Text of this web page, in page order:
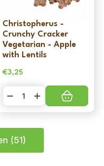
Christopherus -
Crunchy Cracker
Vegetarian - Apple
with Lentils
€3,25
Christopherus
-
Apple
with
Lentils
(51)